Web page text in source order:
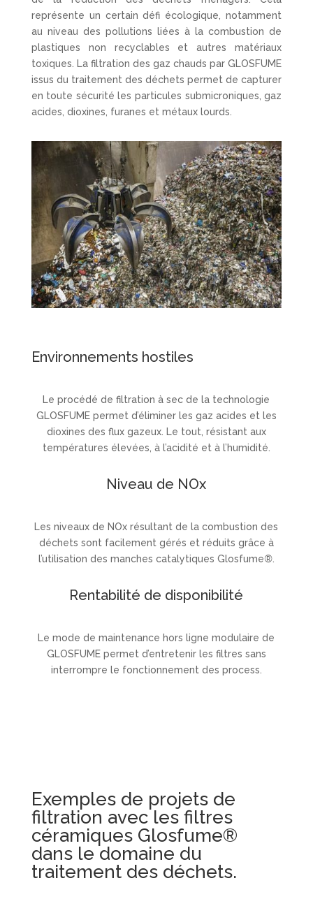
représente un certain défi écologique, notamment
au niveau des pollutions liées à la combustion de
plastiques non recyclables et autres matériaux
toxiques. La filtration des gaz chauds par GLOSFUME
issus du traitement des déchets permet de capturer
en toute sécurité les particules submicroniques, gaz
acides, dioxines, furanes et métaux lourds.
Environnements hostiles
Le procédé de filtration à sec de la technologie
GLOSFUME permet d’éliminer les gaz acides et les
dioxines des flux gazeux. Le tout, résistant aux
températures élevées, à l’acidité et à l’humidité.
Niveau de NOx
Les niveaux de NOx résultant de la combustion des
déchets sont facilement gérés et réduits grâce à
l’utilisation des manches catalytiques Glosfume®.
Rentabilité de disponibilité
Le mode de maintenance hors ligne modulaire de
GLOSFUME permet d’entretenir les filtres sans
interrompre le fonctionnement des process.
Exemples de projets de
filtration avec les filtres
céramiques Glosfume®
dans le domaine du
traitement des déchets.